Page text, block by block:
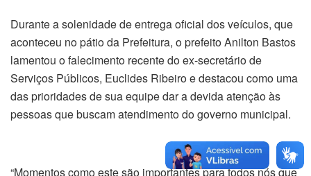
Durante a solenidade de entrega oficial dos veículos, que
aconteceu no pátio da Prefeitura, o prefeito Anilton Bastos
lamentou o falecimento recente do ex-secretário de
Serviços Públicos, Euclides Ribeiro e destacou como uma
das prioridades de sua equipe dar a devida atenção às
pessoas que buscam atendimento do governo municipal.
“Momentos como este são importantes para todos nós que